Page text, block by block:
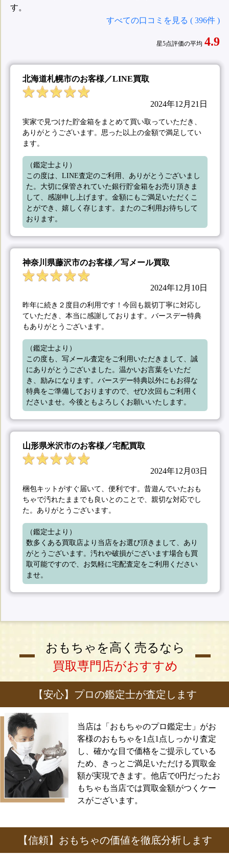
す。
すべての口コミを見る ( 396件 )
星5点評価の平均 4.9
北海道札幌市のお客様／LINE買取
2024年12月21日
実家で見つけた貯金箱をまとめて買い取っていただき、
ありがとうございます。思った以上の金額で満足してい
ます。
（鑑定士より）
この度は、LINE査定のご利用、ありがとうございまし
た。大切に保管されていた銀行貯金箱をお売り頂きま
して、感謝申し上げます。金額にもご満足いただくこ
とができ、嬉しく存じます。またのご利用お待ちして
おります。
神奈川県藤沢市のお客様／写メール買取
2024年12月10日
昨年に続き２度目の利用です！今回も親切丁寧に対応し
ていただき、本当に感謝しております。バースデー特典
もありがとうございます。
（鑑定士より）
この度も、写メール査定をご利用いただきまして、誠
にありがとうございました。温かいお言葉をいただ
き、励みになります。バースデー特典以外にもお得な
特典をご準備しておりますので、ぜひ次回もご利用く
ださいませ。今後ともよろしくお願いいたします。
山形県米沢市のお客様／宅配買取
2024年12月03日
梱包キットがすぐ届いて、便利です。昔遊んでいたおも
ちゃで汚れたままでも良いとのことで、親切な対応でし
た。ありがとうございます。
（鑑定士より）
数多くある買取店より当店をお選び頂きまして、あり
がとうございます。汚れや破損がございます場合も買
取可能ですので、お気軽に宅配査定をご利用ください
ませ。
おもちゃを高く売るなら
買取専門店がおすすめ
【安心】プロの鑑定士が査定します
当店は「おもちゃのプロ鑑定士」がお
客様のおもちゃを1点1点しっかり査定
し、確かな目で価格をご提示している
ため、きっとご満足いただける買取金
額が実現できます。他店で0円だったお
もちゃも当店では買取金額がつくケー
スがございます。
【信頼】おもちゃの価値を徹底分析します